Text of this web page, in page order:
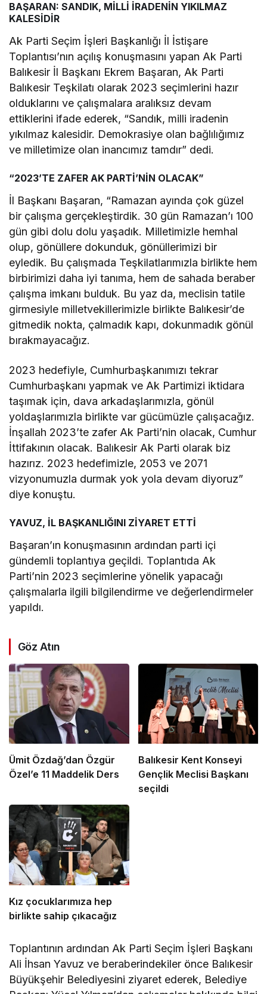
BAŞARAN: SANDIK, MİLLİ İRADENİN YIKILMAZ
KALESİDİR
Ak Parti Seçim İşleri Başkanlığı İl İstişare
Toplantısı’nın açılış konuşmasını yapan Ak Parti
Balıkesir İl Başkanı Ekrem Başaran, Ak Parti
Balıkesir Teşkilatı olarak 2023 seçimlerini hazır
olduklarını ve çalışmalara aralıksız devam
ettiklerini ifade ederek, “Sandık, milli iradenin
yıkılmaz kalesidir. Demokrasiye olan bağlılığımız
ve milletimize olan inancımız tamdır” dedi.
“2023’TE ZAFER AK PARTİ’NİN OLACAK”
İl Başkanı Başaran, “Ramazan ayında çok güzel
bir çalışma gerçekleştirdik. 30 gün Ramazan’ı 100
gün gibi dolu dolu yaşadık. Milletimizle hemhal
olup, gönüllere dokunduk, gönüllerimizi bir
eyledik. Bu çalışmada Teşkilatlarımızla birlikte hem
birbirimizi daha iyi tanıma, hem de sahada beraber
çalışma imkanı bulduk. Bu yaz da, meclisin tatile
girmesiyle milletvekillerimizle birlikte Balıkesir’de
gitmedik nokta, çalmadık kapı, dokunmadık gönül
bırakmayacağız.
2023 hedefiyle, Cumhurbaşkanımızı tekrar
Cumhurbaşkanı yapmak ve Ak Partimizi iktidara
taşımak için, dava arkadaşlarımızla, gönül
yoldaşlarımızla birlikte var gücümüzle çalışacağız.
İnşallah 2023’te zafer Ak Parti’nin olacak, Cumhur
İttifakının olacak. Balıkesir Ak Parti olarak biz
hazırız. 2023 hedefimizle, 2053 ve 2071
vizyonumuzla durmak yok yola devam diyoruz”
diye konuştu.
YAVUZ, İL BAŞKANLIĞINI ZİYARET ETTİ
Başaran’ın konuşmasının ardından parti içi
gündemli toplantıya geçildi. Toplantıda Ak
Parti’nin 2023 seçimlerine yönelik yapacağı
çalışmalarla ilgili bilgilendirme ve değerlendirmeler
yapıldı.
Göz Atın
Ümit Özdağ’dan Özgür
Özel’e 11 Maddelik Ders
Balıkesir Kent Konseyi
Gençlik Meclisi Başkanı
seçildi
Kız çocuklarımıza hep
birlikte sahip çıkacağız
Toplantının ardından Ak Parti Seçim İşleri Başkanı
Ali İhsan Yavuz ve beraberindekiler önce Balıkesir
Büyükşehir Belediyesini ziyaret ederek, Belediye